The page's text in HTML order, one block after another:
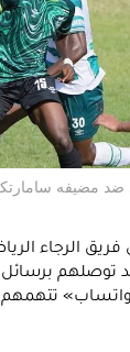
ضد مضيفه
الرجاء
توصلهم برسائل
تتهمهم